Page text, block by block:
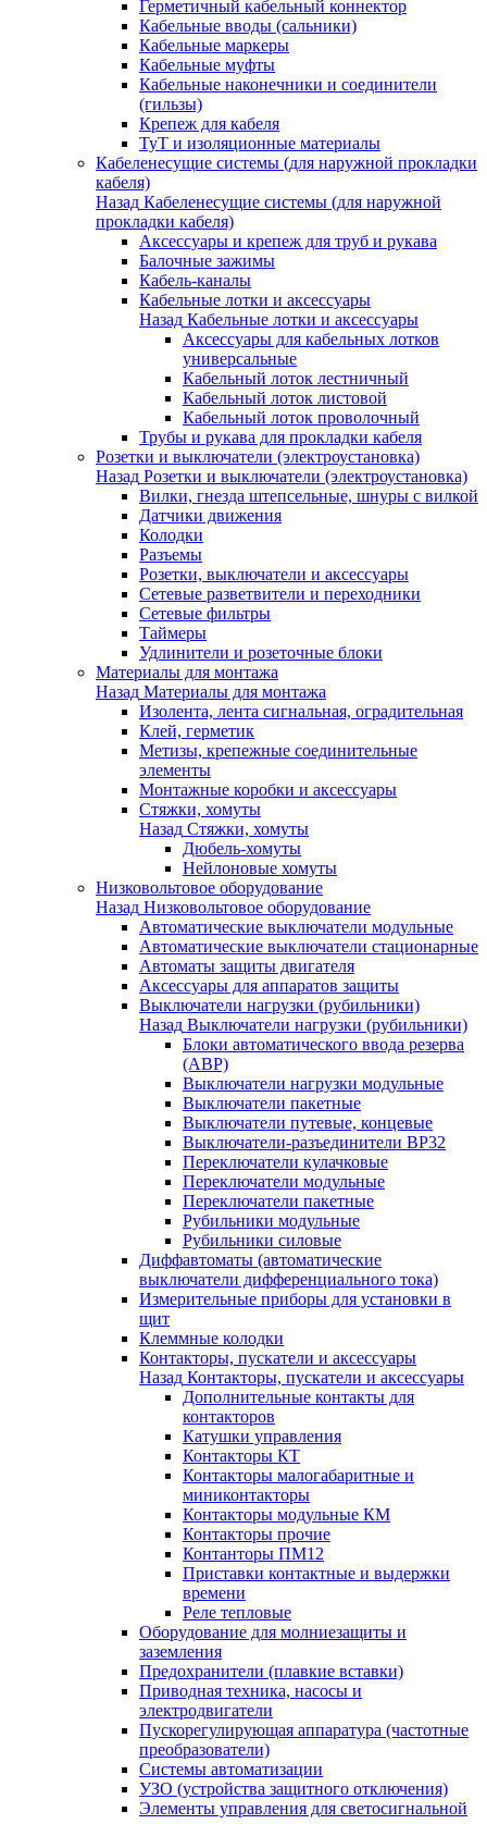
Герметичный кабельный коннектор
Кабельные вводы (сальники)
Кабельные маркеры
Кабельные муфты
Кабельные наконечники и соединители
(гильзы)
Крепеж для кабеля
ТуТ и изоляционные материалы
Кабеленесущие системы (для наружной прокладки
кабеля)
Назад Кабеленесущие системы (для наружной
прокладки кабеля)
Аксессуары и крепеж для труб и рукава
Балочные зажимы
Кабель-каналы
Кабельные лотки и аксессуары
Назад Кабельные лотки и аксессуары
Аксессуары для кабельных лотков
универсальные
Кабельный лоток лестничный
Кабельный лоток листовой
Кабельный лоток проволочный
Трубы и рукава для прокладки кабеля
Розетки и выключатели (электроустановка)
Назад Розетки и выключатели (электроустановка)
Вилки, гнезда штепсельные, шнуры с вилкой
Датчики движения
Колодки
Разъемы
Розетки, выключатели и аксессуары
Сетевые разветвители и переходники
Сетевые фильтры
Таймеры
Удлинители и розеточные блоки
Материалы для монтажа
Назад Материалы для монтажа
Изолента, лента сигнальная, оградительная
Клей, герметик
Метизы, крепежные соединительные
элементы
Монтажные коробки и аксессуары
Стяжки, хомуты
Назад Стяжки, хомуты
Дюбель-хомуты
Нейлоновые хомуты
Низковольтовое оборудование
Назад Низковольтовое оборудование
Автоматические выключатели модульные
Автоматические выключатели стационарные
Автоматы защиты двигателя
Аксессуары для аппаратов защиты
Выключатели нагрузки (рубильники)
Назад Выключатели нагрузки (рубильники)
Блоки автоматического ввода резерва
(АВР)
Выключатели нагрузки модульные
Выключатели пакетные
Выключатели путевые, концевые
Выключатели-разъединители ВР32
Переключатели кулачковые
Переключатели модульные
Переключатели пакетные
Рубильники модульные
Рубильники силовые
Диффавтоматы (автоматические
выключатели дифференциального тока)
Измерительные приборы для установки в
щит
Клеммные колодки
Контакторы, пускатели и аксессуары
Назад Контакторы, пускатели и аксессуары
Дополнительные контакты для
контакторов
Катушки управления
Контакторы КТ
Контакторы малогабаритные и
миниконтакторы
Контакторы модульные КМ
Контакторы прочие
Контанторы ПМ12
Приставки контактные и выдержки
времени
Реле тепловые
Оборудование для молниезащиты и
заземления
Предохранители (плавкие вставки)
Приводная техника, насосы и
электродвигатели
Пускорегулирующая аппаратура (частотные
преобразователи)
Системы автоматизации
УЗО (устройства защитного отключения)
Элементы управления для светосигнальной